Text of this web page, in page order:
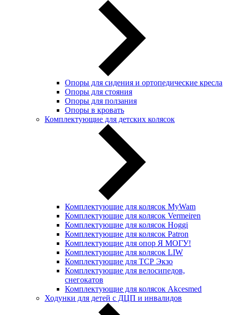
Опоры для сидения и ортопедические кресла
Опоры для стояния
Опоры для ползания
Опоры в кровать
Комплектующие для детских колясок
Комплектующие для колясок MyWam
Комплектующие для колясок Vermeiren
Комплектующие для колясок Hoggi
Комплектующие для колясок Patron
Комплектующие для опор Я МОГУ!
Комплектующие для колясок LIW
Комплектующие для ТСР Экзо
Комплектующие для велосипедов,
снегокатов
Комплектующие для колясок Akcesmed
Ходунки для детей с ДЦП и инвалидов